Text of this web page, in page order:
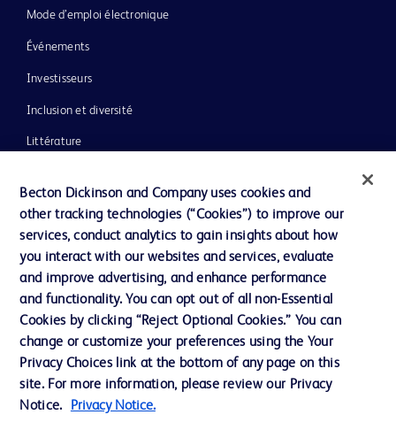
Mode d’emploi électronique
Événements
Investisseurs
Inclusion et diversité
Littérature
Notre entreprise
Éthique et conformité
Assistance
Nous contacter
Préférences en matière de cookies
Confidentialité
Becton Dickinson and Company uses cookies and
other tracking technologies (“Cookies”) to improve our
services, conduct analytics to gain insights about how
you interact with our websites and services, evaluate
and improve advertising, and enhance performance
and functionality. You can opt out of all non-Essential
Cookies by clicking “Reject Optional Cookies.” You can
change or customize your preferences using the Your
Privacy Choices link at the bottom of any page on this
site. For more information, please review our Privacy
Notice.
Privacy Notice.